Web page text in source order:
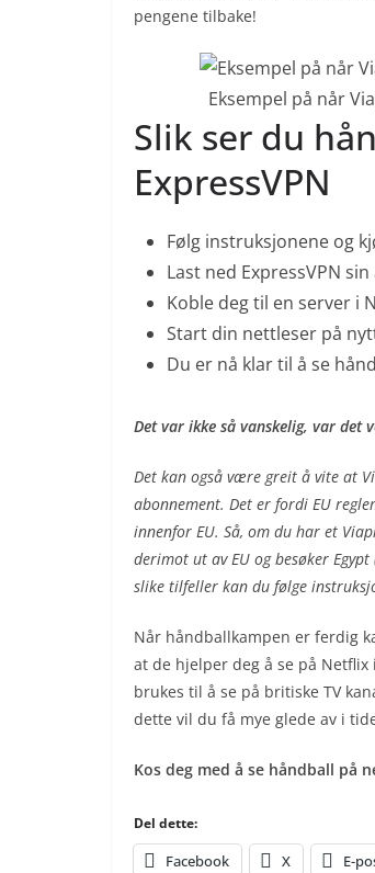
pengene tilbake!
Eksempel på når
Slik ser du
ExpressVPN
Følg instruksjonene og
Last ned ExpressVPN
Koble deg til en server i
Start din nettleser på
Du er nå klar til å se
Det var ikke så vanskelig, var det
Det kan også være greit å vite at
abonnement. Det er fordi EU
innenfor EU. Så, om du har et
derimot ut av EU og besøker
slike tilfeller kan du følge
Når håndballkampen er ferdig
at de hjelper deg å se på
brukes til å se på britiske TV
dette vil du få mye glede av i
Kos deg med å se håndball på
Del dette:
Facebook X E-